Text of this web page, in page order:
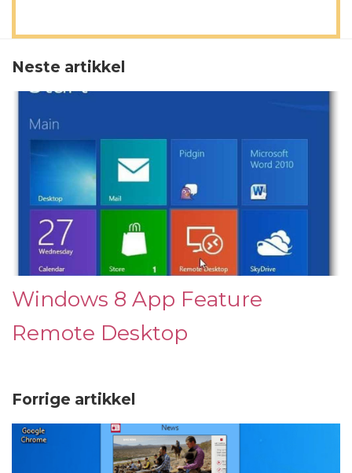
Neste artikkel
Windows 8 App Feature
Remote Desktop
Forrige artikkel